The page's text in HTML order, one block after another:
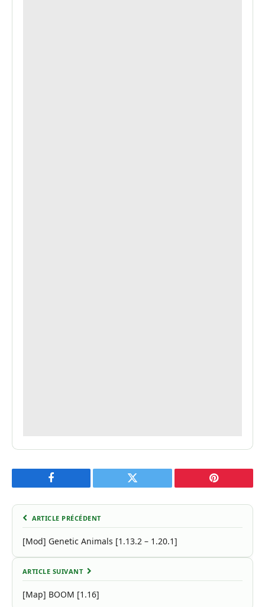
Facebook Twitter Pinterest
ARTICLE PRÉCÉDENT
[Mod] Genetic Animals [1.13.2 – 1.20.1]
ARTICLE SUIVANT
[Map] BOOM [1.16]